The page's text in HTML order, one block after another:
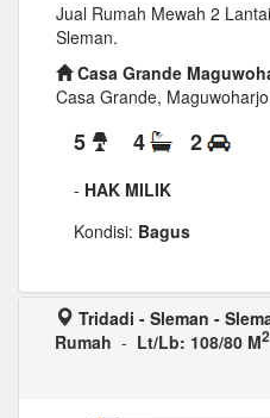
Jual Rumah Mewah 2
Sleman.
Casa Grande
Casa Grande,
5 4 2
- HAK MILIK
Kondisi: Bagus
Tridadi - Sleman -
Rumah - Lt/Lb: 108/80 M2